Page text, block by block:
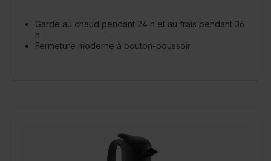
Garde au chaud pendant 24 h et au frais pendant 36
h
Fermeture moderne à bouton-poussoir